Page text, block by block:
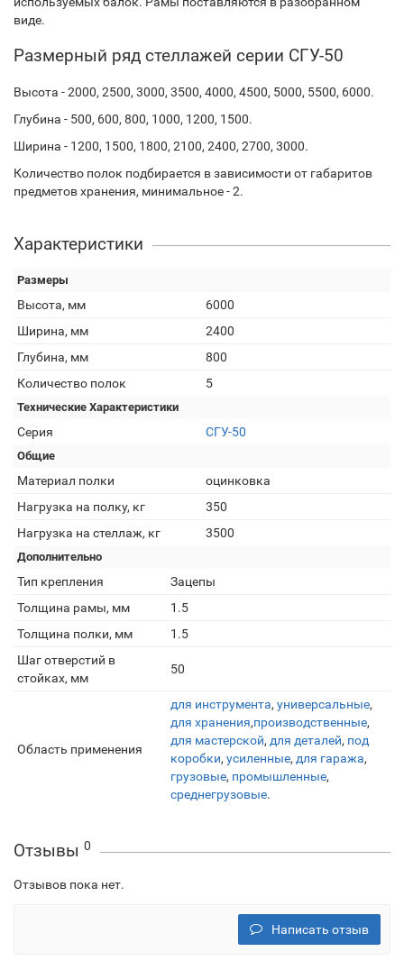
виде.
Размерный ряд стеллажей серии СГУ-50
Высота - 2000, 2500, 3000, 3500, 4000, 4500, 5000, 5500, 6000.
Глубина - 500, 600, 800, 1000, 1200, 1500.
Ширина - 1200, 1500, 1800, 2100, 2400, 2700, 3000.
Количество полок подбирается в зависимости от габаритов
предметов хранения, минимальное - 2.
Характеристики
Размеры
Высота, мм
6000
Ширина, мм
2400
Глубина, мм
800
Количество полок
5
Технические Характеристики
Серия СГУ-50
Общие
Материал полки
оцинковка
Нагрузка на полку, кг
350
Нагрузка на стеллаж, кг
3500
Дополнительно
Тип крепления
Зацепы
Толщина рамы, мм
1.5
Толщина полки, мм
1.5
Шаг отверстий в
стойках, мм
50
Область применения
для инструмента, универсальные,
для хранения,производственные,
для мастерской, для деталей, под
коробки, усиленные, для гаража,
грузовые, промышленные,
среднегрузовые.
Отзывы 0
Отзывов пока нет.
Написать отзыв